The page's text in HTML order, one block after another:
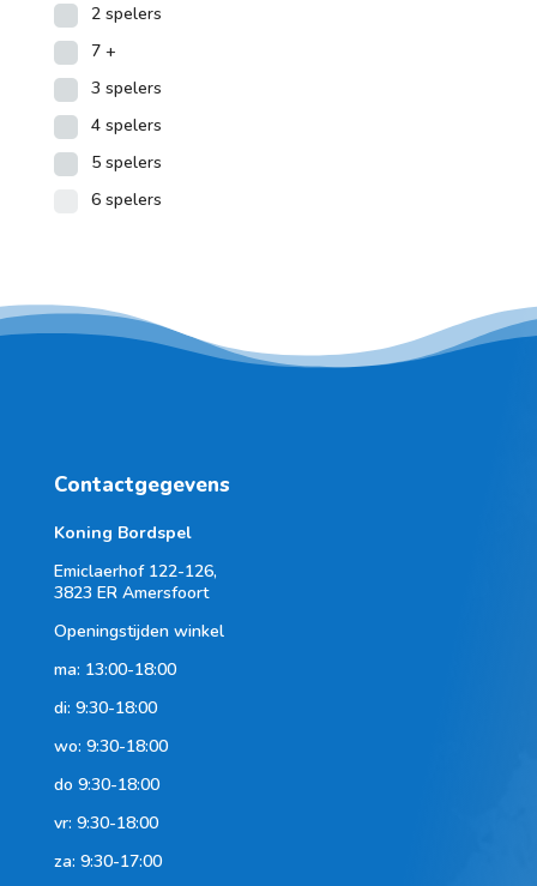
2 spelers
7 +
3 spelers
4 spelers
5 spelers
6 spelers
Contactgegevens
Koning Bordspel
Emiclaerhof 122-126,
3823 ER Amersfoort
Openingstijden winkel
ma: 13:00-18:00
di: 9:30-18:00
wo: 9:30-18:00
do 9:30-18:00
vr: 9:30-18:00
za: 9:30-17:00